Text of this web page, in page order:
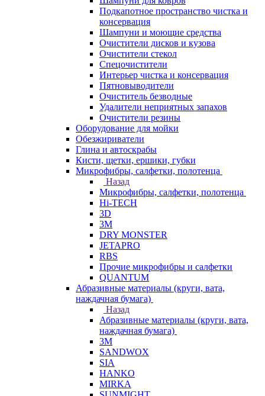
Подкапотное пространство чистка и
консервация
Шампуни и моющие средства
Очистители дисков и кузова
Очистители стекол
Спецочистители
Интерьер чистка и консервация
Пятновыводители
Очиститель безводные
Удалители неприятных запахов
Очистители резины
Оборудование для мойки
Обезжириватели
Глина и автоскрабы
Кисти, щетки, ершики, губки
Микрофибры, салфетки, полотенца
Назад
Микрофибры, салфетки, полотенца
Hi-TECH
3D
3М
DRY MONSTER
JETAPRO
RBS
Прочие микрофибры и салфетки
QUANTUM
Абразивные материалы (круги, вата,
наждачная бумага)
Назад
Абразивные материалы (круги, вата,
наждачная бумага)
3М
SANDWOX
SIA
HANKO
MIRKA